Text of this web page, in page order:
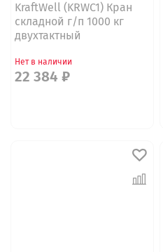
KraftWell (KRWC1) Кран
складной г/п 1000 кг
двухтактный
Нет в наличии
22 384 ₽